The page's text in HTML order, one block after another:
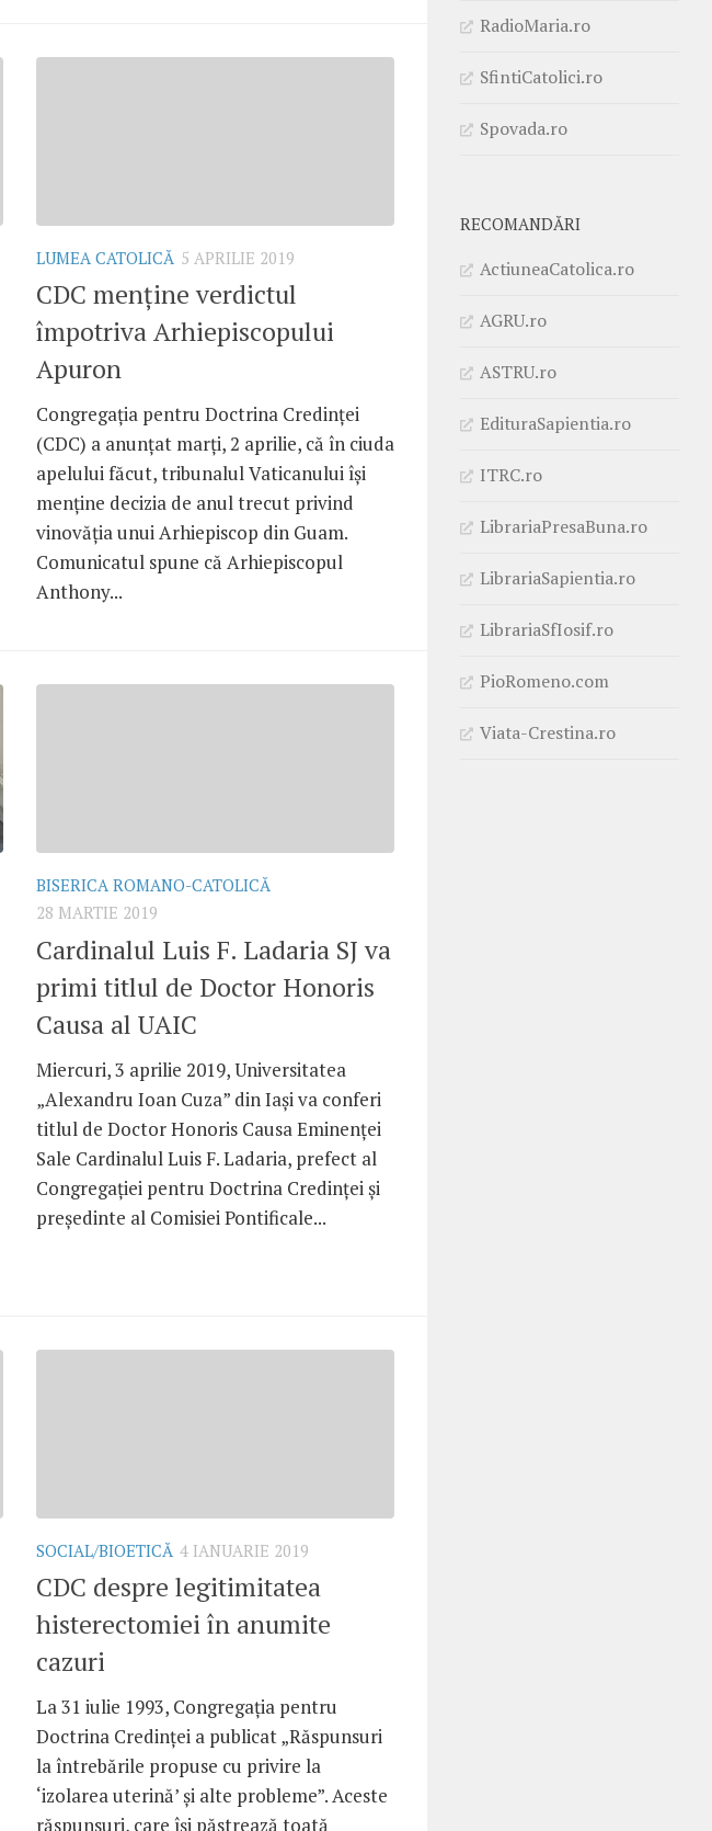
LUMEA CATOLICĂ 5 APRILIE 2019
CDC menține verdictul
împotriva Arhiepiscopului
Apuron
Congregația pentru Doctrina Credinței
(CDC) a anunțat marți, 2 aprilie, că în ciuda
apelului făcut, tribunalul Vaticanului își
menține decizia de anul trecut privind
vinovăția unui Arhiepiscop din Guam.
Comunicatul spune că Arhiepiscopul
Anthony...
BISERICA ROMANO-CATOLICĂ
28 MARTIE 2019
Cardinalul Luis F. Ladaria SJ va
primi titlul de Doctor Honoris
Causa al UAIC
Miercuri, 3 aprilie 2019, Universitatea
„Alexandru Ioan Cuza” din Iași va conferi
titlul de Doctor Honoris Causa Eminenței
Sale Cardinalul Luis F. Ladaria, prefect al
Congregației pentru Doctrina Credinței și
președinte al Comisiei Pontificale...
SOCIAL/BIOETICĂ 4 IANUARIE 2019
CDC despre legitimitatea
histerectomiei în anumite
cazuri
La 31 iulie 1993, Congregația pentru
Doctrina Credinței a publicat „Răspunsuri
la întrebările propuse cu privire la
‘izolarea uterină’ și alte probleme”. Aceste
răspunsuri, care își păstrează toată
RadioMaria.ro
SfintiCatolici.ro
Spovada.ro
RECOMANDĂRI
ActiuneaCatolica.ro
AGRU.ro
ASTRU.ro
EdituraSapientia.ro
ITRC.ro
LibrariaPresaBuna.ro
LibrariaSapientia.ro
LibrariaSfIosif.ro
PioRomeno.com
Viata-Crestina.ro